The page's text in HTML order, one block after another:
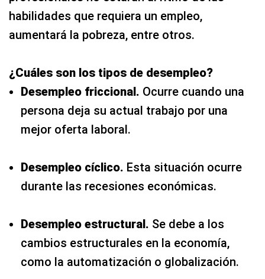
habilidades que requiera un empleo,
aumentará la pobreza, entre otros.
¿Cuáles son los tipos de desempleo?
Desempleo friccional. Ocurre cuando una
persona deja su actual trabajo por una
mejor oferta laboral.
Desempleo cíclico. Esta situación ocurre
durante las recesiones económicas.
Desempleo estructural. Se debe a los
cambios estructurales en la economía,
como la automatización o globalización.